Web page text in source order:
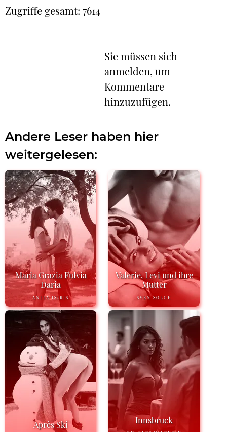
Zugriffe gesamt: 7614
Sie müssen sich
anmelden, um
Kommentare
hinzuzufügen.
Andere Leser haben hier
weitergelesen:
Maria Grazia Fulvia
Daria
ANITA ISIRIS
Valerie, Levi und ihre
Mutter
SVEN SOLGE
Après Ski Innsbruck